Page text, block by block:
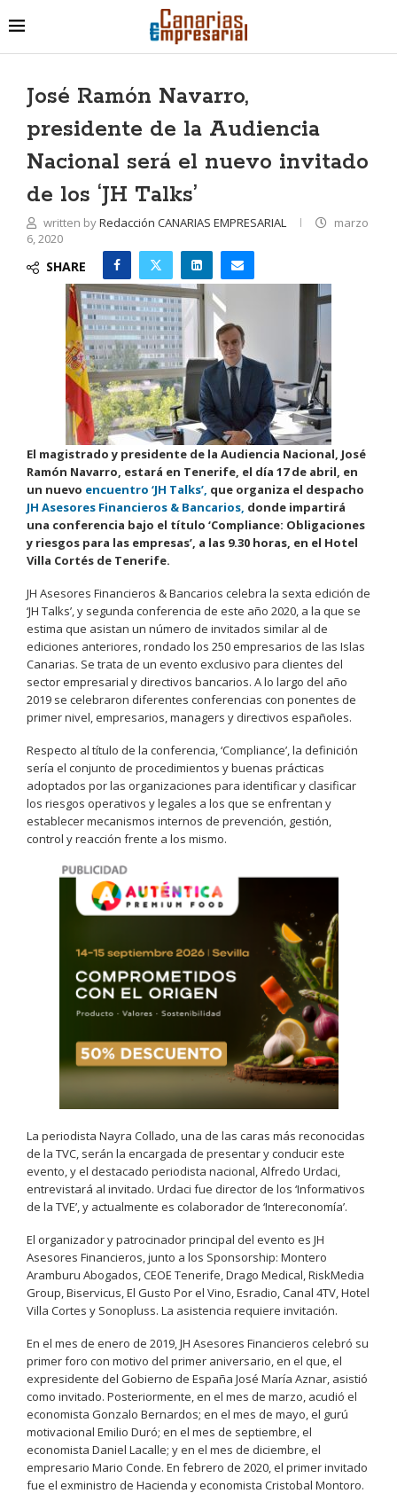
José Ramón Navarro,
presidente de la Audiencia
Nacional será el nuevo invitado
de los ‘JH Talks’
written byRedacción CANARIAS EMPRESARIAL
marzo
6, 2020
SHARE
El magistrado y presidente de la Audiencia Nacional, José
Ramón Navarro, estará en Tenerife, el día 17 de abril, en
un nuevo encuentro ‘JH Talks’, que organiza el despacho
JH Asesores Financieros & Bancarios, donde impartirá
una conferencia bajo el título ‘Compliance: Obligaciones
y riesgos para las empresas’, a las 9.30 horas, en el Hotel
Villa Cortés de Tenerife.
JH Asesores Financieros & Bancarios celebra la sexta edición de
‘JH Talks’, y segunda conferencia de este año 2020, a la que se
estima que asistan un número de invitados similar al de
ediciones anteriores, rondado los 250 empresarios de las Islas
Canarias. Se trata de un evento exclusivo para clientes del
sector empresarial y directivos bancarios. A lo largo del año
2019 se celebraron diferentes conferencias con ponentes de
primer nivel, empresarios, managers y directivos españoles.
Respecto al título de la conferencia, ‘Compliance’, la definición
sería el conjunto de procedimientos y buenas prácticas
adoptados por las organizaciones para identificar y clasificar
los riesgos operativos y legales a los que se enfrentan y
establecer mecanismos internos de prevención, gestión,
control y reacción frente a los mismo.
La periodista Nayra Collado, una de las caras más reconocidas
de la TVC, serán la encargada de presentar y conducir este
evento, y el destacado periodista nacional, Alfredo Urdaci,
entrevistará al invitado. Urdaci fue director de los ‘Informativos
de la TVE’, y actualmente es colaborador de ‘Intereconomía’.
El organizador y patrocinador principal del evento es JH
Asesores Financieros, junto a los Sponsorship: Montero
Aramburu Abogados, CEOE Tenerife, Drago Medical, RiskMedia
Group, Biservicus, El Gusto Por el Vino, Esradio, Canal 4TV, Hotel
Villa Cortes y Sonopluss. La asistencia requiere invitación.
En el mes de enero de 2019, JH Asesores Financieros celebró su
primer foro con motivo del primer aniversario, en el que, el
expresidente del Gobierno de España José María Aznar, asistió
como invitado. Posteriormente, en el mes de marzo, acudió el
economista Gonzalo Bernardos; en el mes de mayo, el gurú
motivacional Emilio Duró; en el mes de septiembre, el
economista Daniel Lacalle; y en el mes de diciembre, el
empresario Mario Conde. En febrero de 2020, el primer invitado
fue el exministro de Hacienda y economista Cristobal Montoro.